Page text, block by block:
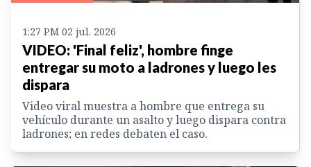
1:27 PM 02 jul. 2026
VIDEO: 'Final feliz', hombre finge
entregar su moto a ladrones y luego les
dispara
Video viral muestra a hombre que entrega su
vehículo durante un asalto y luego dispara contra
ladrones; en redes debaten el caso.